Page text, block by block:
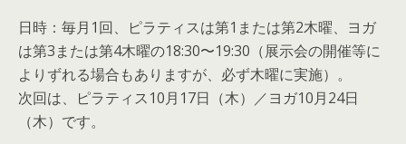
日時：毎月1回、ピラティスは第1または第2木曜、ヨガ
は第3または第4木曜の18:30〜19:30（展示会の開催等に
よりずれる場合もありますが、必ず木曜に実施）。
次回は、ピラティス10月17日（木）／ヨガ10月24日
（木）です。